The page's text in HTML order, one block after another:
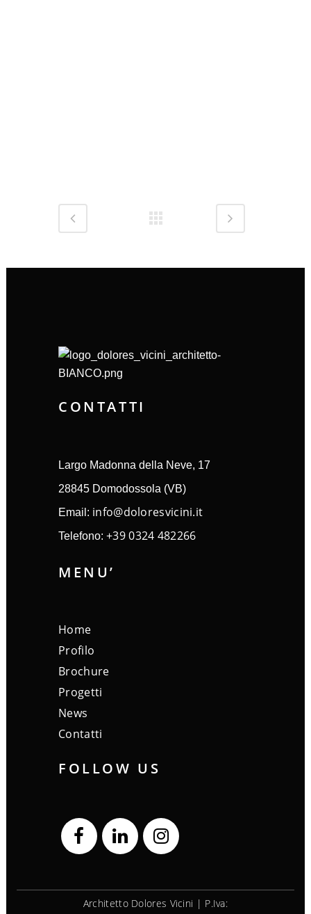
CONTATTI
Largo Madonna della Neve, 17
28845 Domodossola (VB)
Email: info@doloresvicini.it
Telefono: +39 0324 482266
MENU’
Home
Profilo
Brochure
Progetti
News
Contatti
FOLLOW US
Architetto Dolores Vicini | P.Iva: